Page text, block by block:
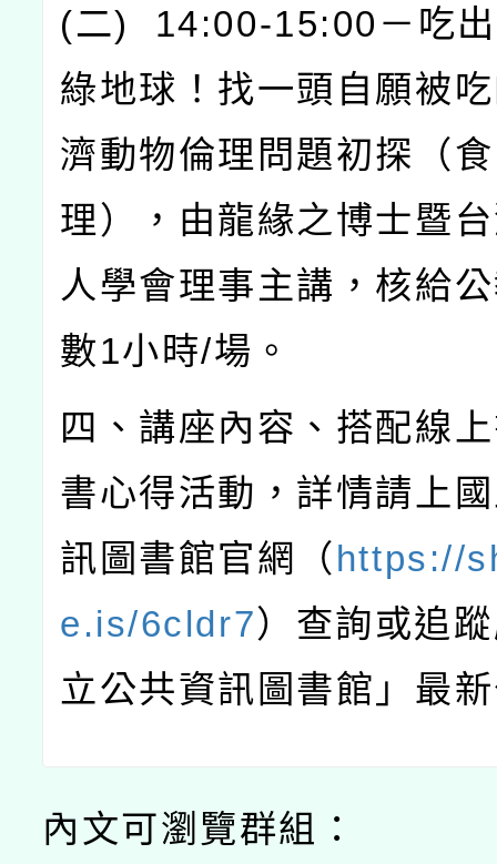
(二) 14:00-15:00 －吃
綠地球！找一頭自願被
濟動物倫理問題初探（
理），由龍緣之博士暨
人學會理事主講，核給
數1小時/場。
四、講座內容、搭配線
書心得活動，詳情請上
訊圖書館官網（ https://
e.is/6cldr7）查詢或追
立公共資訊圖書館」最
內文可瀏覽群組：